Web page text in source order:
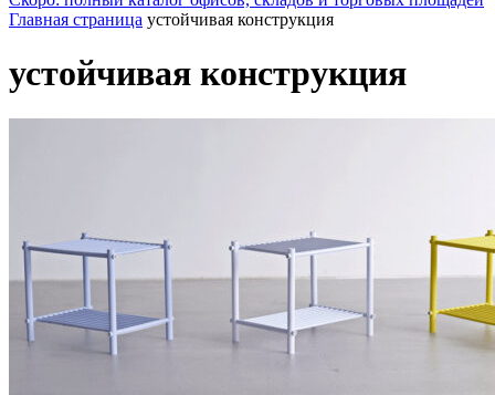
Главная страница устойчивая конструкция
устойчивая конструкция